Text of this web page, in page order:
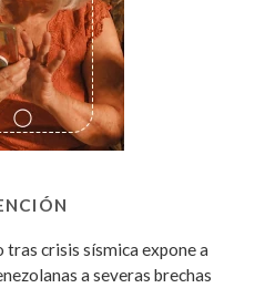
crisis sísmica expone a
a severas brechas